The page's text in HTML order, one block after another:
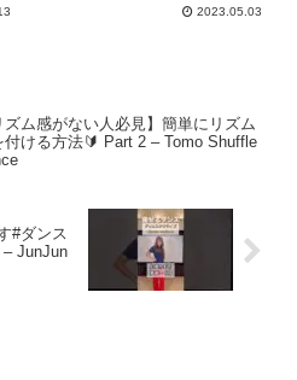
2023.05.03
ズム感がない人必見】簡単にリズム
付ける方法🔰 Part 2 – Tomo Shuffle
#ダンス
JunJun